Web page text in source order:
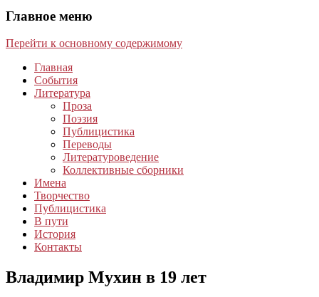
Главное меню
Перейти к основному содержимому
Главная
События
Литература
Проза
Поэзия
Публицистика
Переводы
Литературоведение
Коллективные сборники
Имена
Творчество
Публицистика
В пути
История
Контакты
Владимир Мухин в 19 лет